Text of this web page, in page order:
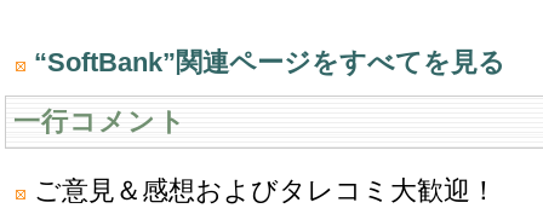
“SoftBank”関連ページをすべてを見る
一行コメント
ご意見＆感想およびタレコミ大歓迎！